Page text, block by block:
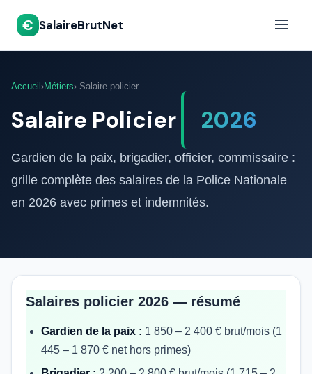
€ SalaireBrutNet
Accueil ›Métiers› Salaire policier
Salaire Policier 2026
Gardien de la paix, brigadier, officier, commissaire :
grille complète des salaires de la Police Nationale
en 2026 avec primes et indemnités.
Salaires policier 2026 — résumé
Gardien de la paix : 1 850 – 2 400 € brut/mois (1
445 – 1 870 € net hors primes)